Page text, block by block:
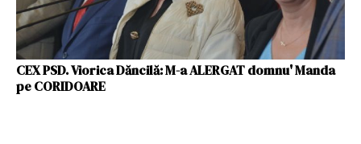
CEX PSD. Viorica Dăncilă: M-a ALERGAT domnu' Manda
pe CORIDOARE